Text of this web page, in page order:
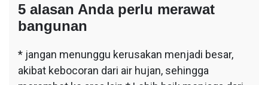
5 alasan Anda perlu merawat
bangunan
* jangan menunggu kerusakan menjadi besar,
akibat kebocoran dari air hujan, sehingga